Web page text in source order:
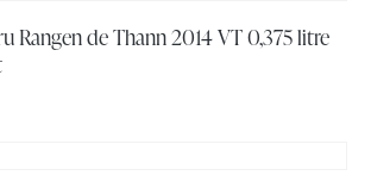
Rangen de Thann 2014 VT 0,375 litre